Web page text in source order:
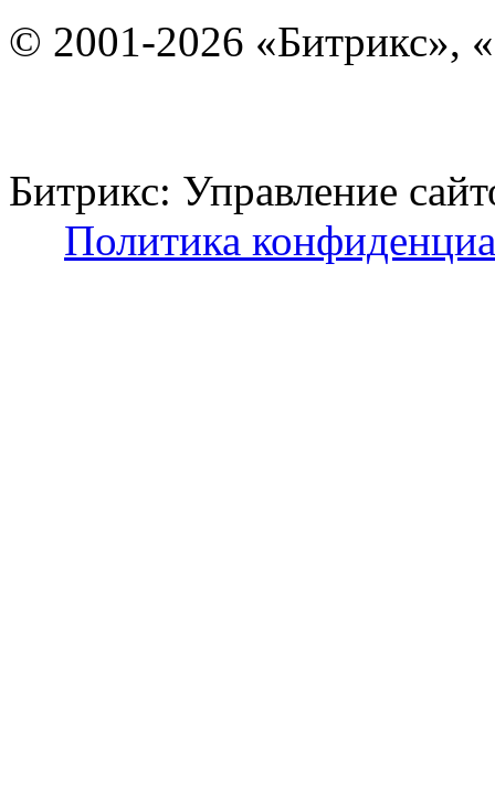
© 2001-2026 «Битрикс»,
Битрикс: Управление
Политика